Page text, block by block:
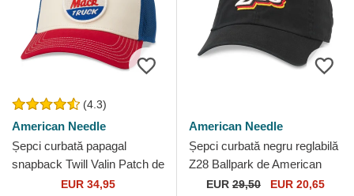
(4.3)
American Needle
Șepci curbată papagal
snapback Twill Valin Patch de
American Needle
EUR 34,95
American Needle
Șepci curbată negru reglabilă
Z28 Ballpark de American
Needle
EUR 29,50 EUR 20,65